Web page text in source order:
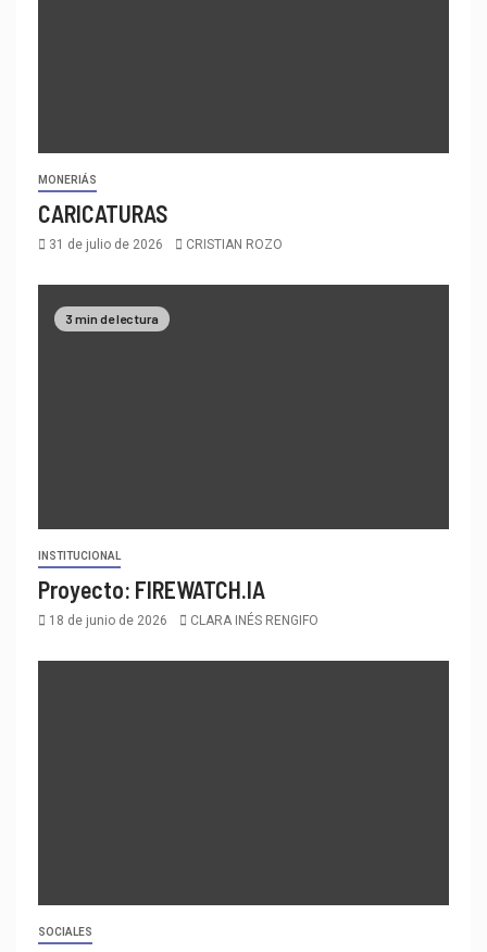
MONERIÁS
CARICATURAS
31 de julio de 2026 CRISTIAN ROZO
3 min de lectura
INSTITUCIONAL
Proyecto: FIREWATCH.IA
18 de junio de 2026 CLARA INÉS RENGIFO
SOCIALES